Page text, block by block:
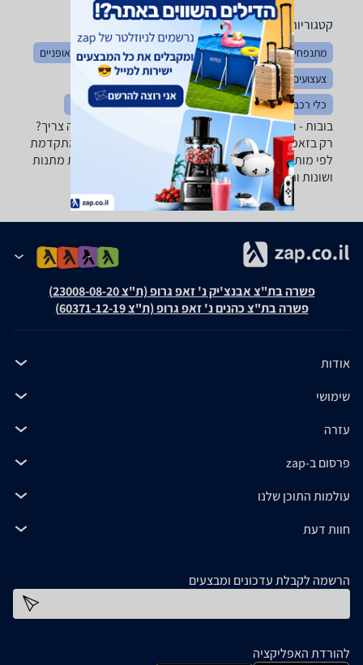
קטגוריות משלימות
מתנפחים צעצועי תינוקות צעצועים לאמבטיה
בימבות ואופניים
צעצועים כללי
לגו ומשחקי הרכבה
משחקי חשיבה והגיון
כלי רכב ממונעים
כלי נגינה לילדים פאזלים פליימוביל
בובות - ‏ריינבוקרן ‏פלסטיק רוצה למצוא את הבובה שאתה צריך?
רק בזאפ תמצא מאות ביקורות על בובות מערכת סינון מתקדמת
לפי מותג , סוג ועוד, השוואת מחירים ביותר מאלף חנויות מתנות
ושונות ותקבל החלטה חכמה!
פשרה בת"צ אבנצ'יק נ' זאפ גרופ (ת"צ 23008-08-20)
פשרה בת"צ כהנים נ' זאפ גרופ (ת"צ 60371-12-19)
אודות
שימושי
עזרה
פרסום ב-zap
עולמות התוכן שלנו
חוות דעת
הרשמה לקבלת עדכונים ומבצעים
להורדת האפליקציה